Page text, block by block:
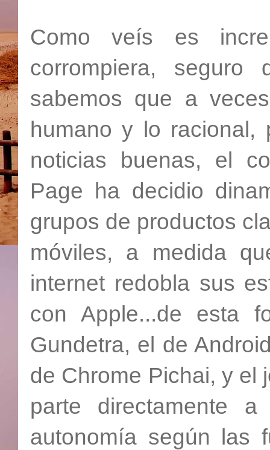
Como veís es
corrompiera,
sabemos que a
humano y lo racional,
noticias buenas, el
Page ha decidio
grupos de productos
móviles, a medida
internet redobla sus
con Apple...de esta
Gundetra, el de
de Chrome Pichai, y el
parte directamente
autonomía según las